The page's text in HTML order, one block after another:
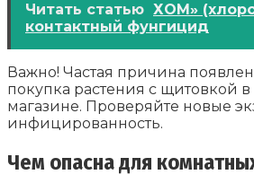
Читать статью ХОМ»
контактный фунгицид
Важно! Частая причина
покупка растения с щитовкой
магазине. Проверяйте новые
инфицированность.
Чем опасна для